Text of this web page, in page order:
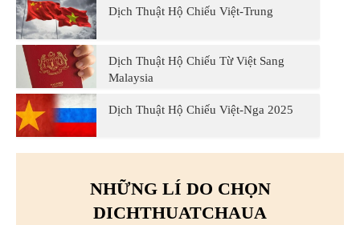
Dịch Thuật Hộ Chiếu Việt-Trung
Dịch Thuật Hộ Chiếu Từ Việt Sang
Malaysia
Dịch Thuật Hộ Chiếu Việt-Nga 2025
NHỮNG LÍ DO CHỌN
DICHTHUATCHAUA